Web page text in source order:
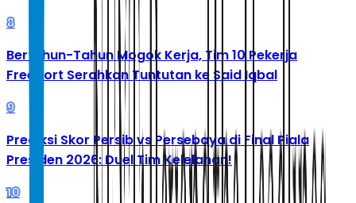
8
Bertahun-Tahun Mogok Kerja, Tim 10 Pekerja
Freeport Serahkan Tuntutan ke Said Iqbal
9
Prediksi Skor Persib vs Persebaya di Final Piala
Presiden 2026: Duel Tim Kelelahan!
10